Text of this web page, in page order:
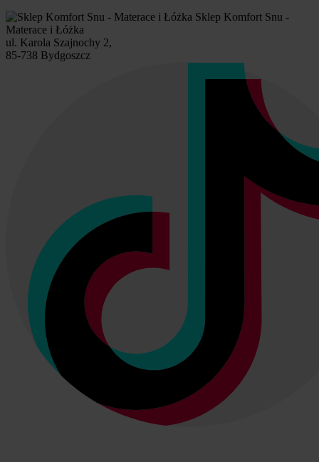
Sklep Komfort Snu -
Materace i Łóżka
ul. Karola Szajnochy 2,
85-738 Bydgoszcz